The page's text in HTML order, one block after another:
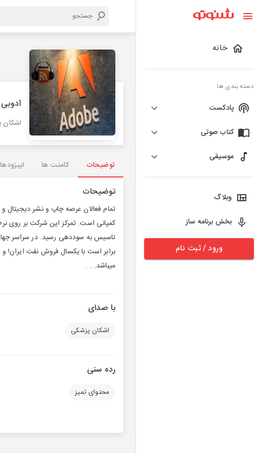
خانه
دسته بندی ها
پادکست
کتاب صوتی
موسیقی
وبلاگ
بخش برنامه ساز
ورود / ثبت نام
آدوبی
توضیحات کامنت ها
توضیحات
تمام فعالان عرصه چاپ و نشر دیجیتال
کمپانی است. تمرکز این شرکت بر روی
برابر است با یکسال فروش نفت ایران!
میباشد. . .
با صدای
اشکان پزشکی
رده سنی
محتوای تمیز